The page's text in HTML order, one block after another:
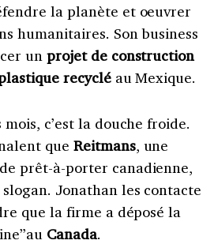
la planète et oeuvrer
humanitaires. Son business
unprojet de construction
recycléau Mexique.
c’est la douche froide.
que Reitmans, une
prêt-à-porter canadienne,
Jonathan les contacte
que la firme a déposé la
Canada.